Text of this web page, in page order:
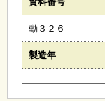
ギ
ラ
ー
動３２６
製造年